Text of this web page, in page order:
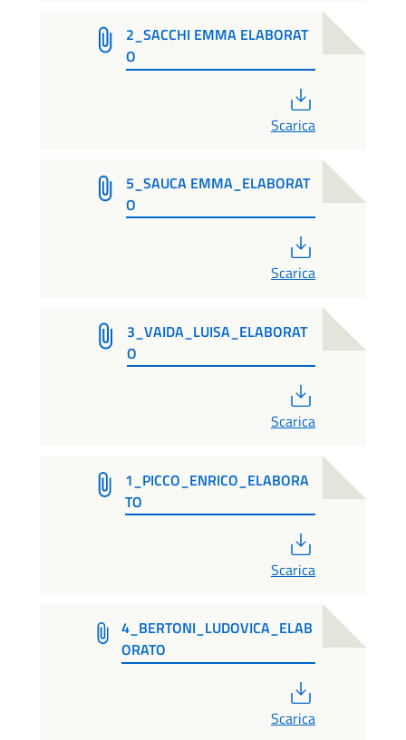
2_SACCHI EMMA ELABORAT
O
Scarica
5_SAUCA EMMA_ELABORAT
O
Scarica
3_VAIDA_LUISA_ELABORAT
O
Scarica
1_PICCO_ENRICO_ELABORA
TO
Scarica
4_BERTONI_LUDOVICA_ELAB
ORATO
Scarica